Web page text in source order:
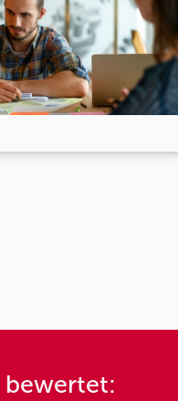
bewertet: